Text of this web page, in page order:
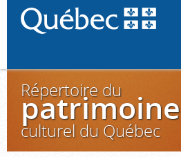
Répertoire du
patrimoine
culturel du Québec